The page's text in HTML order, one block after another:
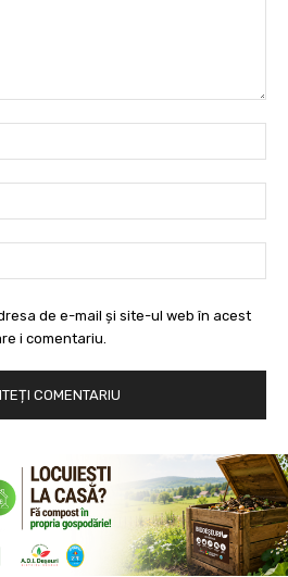
de e-mail și site-ul web în acest
i comentariu.